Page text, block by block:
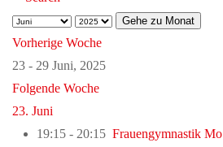
Gehe zu Monat
Vorherige Woche
23 - 29 Juni, 2025
Folgende Woche
23. Juni
19:15 - 20:15 Frauengymnastik Mo